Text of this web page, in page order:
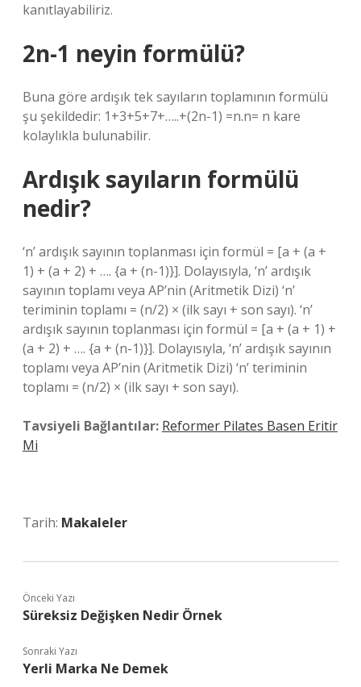
kanıtlayabiliriz.
2n-1 neyin formülü?
Buna göre ardışık tek sayıların toplamının formülü
şu şekildedir: 1+3+5+7+…..+(2n-1) =n.n= n kare
kolaylıkla bulunabilir.
Ardışık sayıların formülü
nedir?
‘n’ ardışık sayının toplanması için formül = [a + (a +
1) + (a + 2) + …. {a + (n-1)}]. Dolayısıyla, ‘n’ ardışık
sayının toplamı veya AP’nin (Aritmetik Dizi) ‘n’
teriminin toplamı = (n/2) × (ilk sayı + son sayı). ‘n’
ardışık sayının toplanması için formül = [a + (a + 1) +
(a + 2) + …. {a + (n-1)}]. Dolayısıyla, ‘n’ ardışık sayının
toplamı veya AP’nin (Aritmetik Dizi) ‘n’ teriminin
toplamı = (n/2) × (ilk sayı + son sayı).
Tavsiyeli Bağlantılar: Reformer Pilates Basen Eritir
Mi
Tarih: Makaleler
Önceki Yazı
Süreksiz Değişken Nedir Örnek
Sonraki Yazı
Yerli Marka Ne Demek